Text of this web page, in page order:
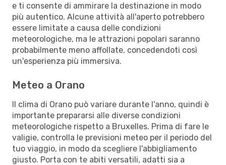
e ti consente di ammirare la destinazione in modo
più autentico. Alcune attività all'aperto potrebbero
essere limitate a causa delle condizioni
meteorologiche, ma le attrazioni popolari saranno
probabilmente meno affollate, concedendoti così
un'esperienza più immersiva.
Meteo a Orano
Il clima di Orano può variare durante l'anno, quindi è
importante prepararsi alle diverse condizioni
meteorologiche rispetto a Bruxelles. Prima di fare le
valigie, controlla le previsioni meteo per il periodo del
tuo viaggio, in modo da scegliere l'abbigliamento
giusto. Porta con te abiti versatili, adatti sia a